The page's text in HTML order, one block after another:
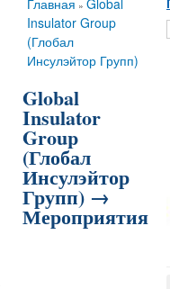
Вы здесь
Главная » Global
Insulator Group
(Глобал
Инсулэйтор Групп)
Global
Insulator
Group
(Глобал
Инсулэйтор
Групп) →
Мероприятия